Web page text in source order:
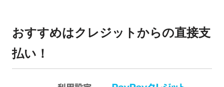
おすすめはクレジットからの直接支
払い！